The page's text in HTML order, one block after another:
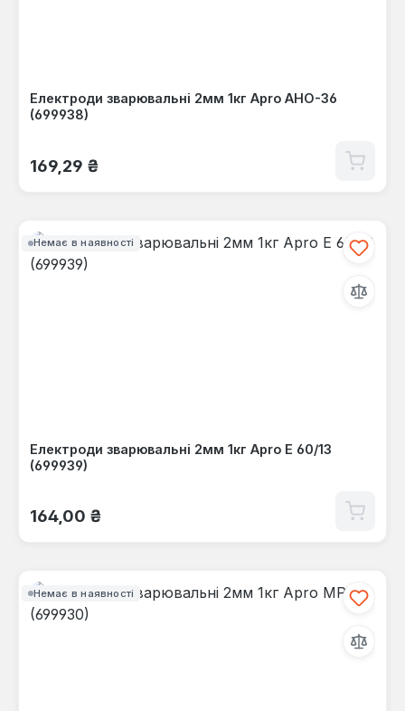
Електроди зварювальні 2мм 1кг Apro АНО-36
(699938)
Звичайна ціна:
169,29 ₴
Немає в наявності
Електроди зварювальні 2мм 1кг Apro Е 60/13
(699939)
Звичайна ціна:
164,00 ₴
Немає в наявності